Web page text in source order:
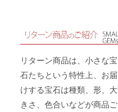
リターン商品は、小さな宝
石たちという特性上、お届
けする宝石は種類、形、大
きさ、色合いなどが商品ご